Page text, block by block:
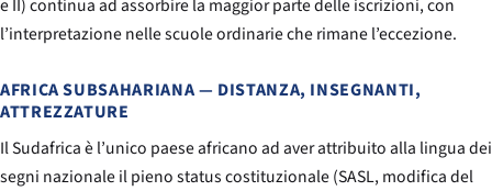
e II) continua ad assorbire la maggior parte delle iscrizioni, con
l’interpretazione nelle scuole ordinarie che rimane l’eccezione.
AFRICA SUBSAHARIANA — DISTANZA, INSEGNANTI,
ATTREZZATURE
Il Sudafrica è l’unico paese africano ad aver attribuito alla lingua dei
segni nazionale il pieno status costituzionale (SASL, modifica del